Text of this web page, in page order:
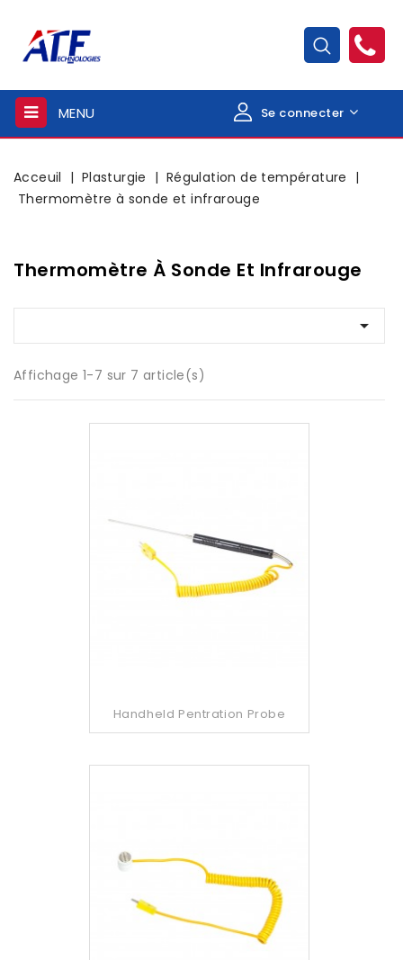
MENU Se connecter
Acceuil Plasturgie
Régulation de température
Thermomètre à sonde et infrarouge
Thermomètre À Sonde Et Infrarouge

Affichage 1-7 sur 7 article(s)
Handheld Pentration Probe